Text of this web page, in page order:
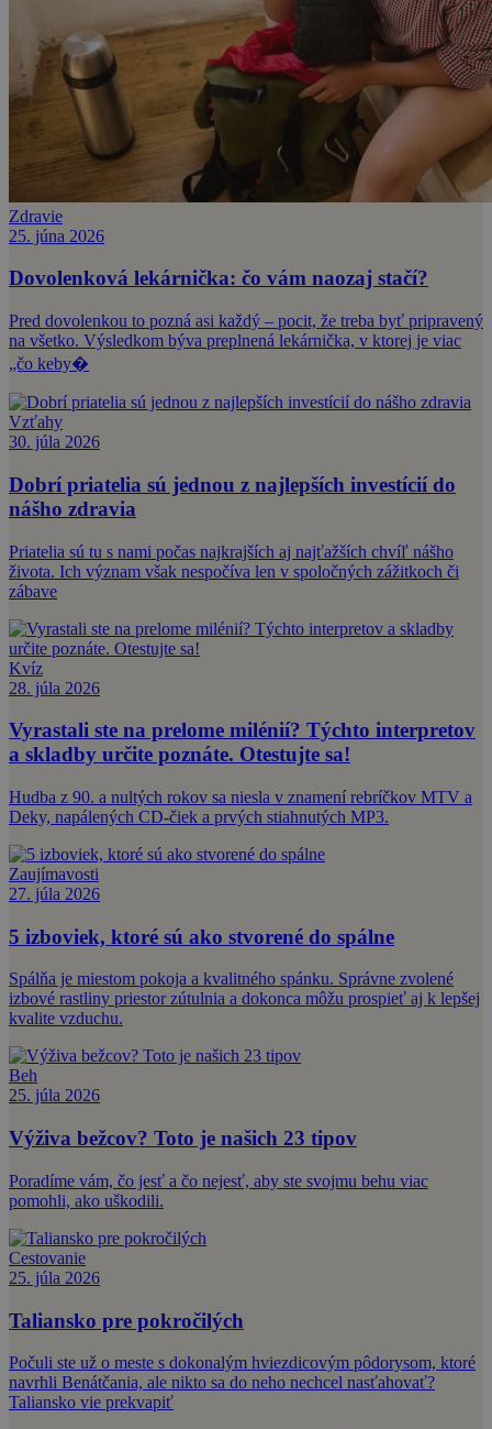
Zdravie
25. júna 2026
Dovolenková lekárnička: čo vám naozaj stačí?
Pred dovolenkou to pozná asi každý – pocit, že treba byť pripravený
na všetko. Výsledkom býva preplnená lekárnička, v ktorej je viac
„čo keby�
Vzťahy
30. júla 2026
Dobrí priatelia sú jednou z najlepších investícií do
nášho zdravia
Priatelia sú tu s nami počas najkrajších aj najťažších chvíľ nášho
života. Ich význam však nespočíva len v spoločných zážitkoch či
zábave
Kvíz
28. júla 2026
Vyrastali ste na prelome milénií? Týchto interpretov
a skladby určite poznáte. Otestujte sa!
Hudba z 90. a nultých rokov sa niesla v znamení rebríčkov MTV a
Deky, napálených CD-čiek a prvých stiahnutých MP3.
Zaujímavosti
27. júla 2026
5 izboviek, ktoré sú ako stvorené do spálne
Spálňa je miestom pokoja a kvalitného spánku. Správne zvolené
izbové rastliny priestor zútulnia a dokonca môžu prospieť aj k lepšej
kvalite vzduchu.
Beh
25. júla 2026
Výživa bežcov? Toto je našich 23 tipov
Poradíme vám, čo jesť a čo nejesť, aby ste svojmu behu viac
pomohli, ako uškodili.
Cestovanie
25. júla 2026
Taliansko pre pokročilých
Počuli ste už o meste s dokonalým hviezdicovým pôdorysom, ktoré
navrhli Benátčania, ale nikto sa do neho nechcel nasťahovať?
Taliansko vie prekvapiť